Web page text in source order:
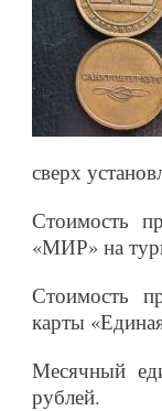
сверх
Стоимость
«МИР» на
Стоимость
карты
Месячный
рублей.